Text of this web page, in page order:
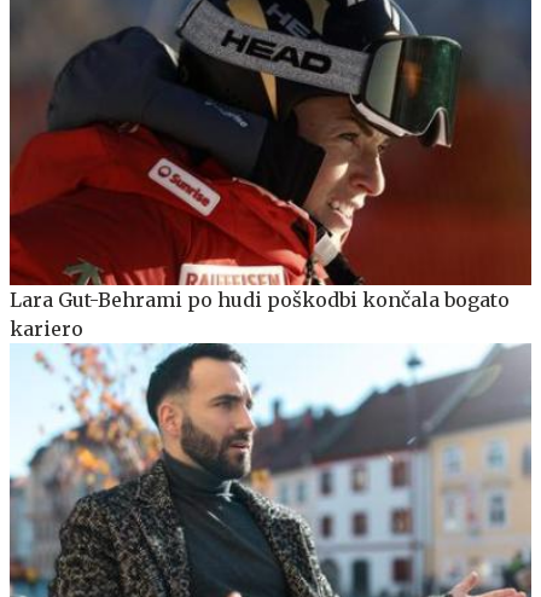
Lara Gut-Behrami po hudi poškodbi končala bogato
kariero